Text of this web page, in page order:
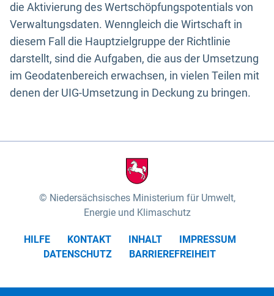
die Aktivierung des Wertschöpfungspotentials von
Verwaltungsdaten. Wenngleich die Wirtschaft in
diesem Fall die Hauptzielgruppe der Richtlinie
darstellt, sind die Aufgaben, die aus der Umsetzung
im Geodatenbereich erwachsen, in vielen Teilen mit
denen der UIG-Umsetzung in Deckung zu bringen.
Niedersächsisches Ministerium für Umwelt,
Energie und Klimaschutz
HILFE KONTAKT INHALT
IMPRESSUM
DATENSCHUTZ
BARRIEREFREIHEIT